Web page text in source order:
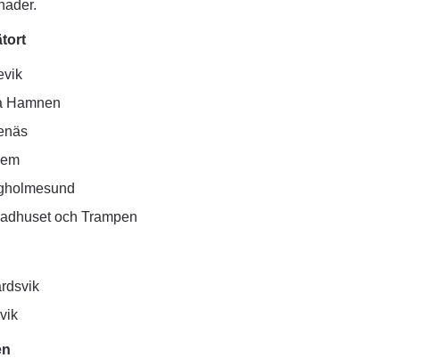
Hamnen
och Trampen